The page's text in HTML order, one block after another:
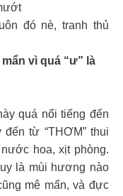
đó nè, tranh thủ
vì quá “ư” là
quá nổi tiếng đến
từ “THƠM” thui
hoa, xịt phòng.
là mùi hương nào
mê mẩn, và đực